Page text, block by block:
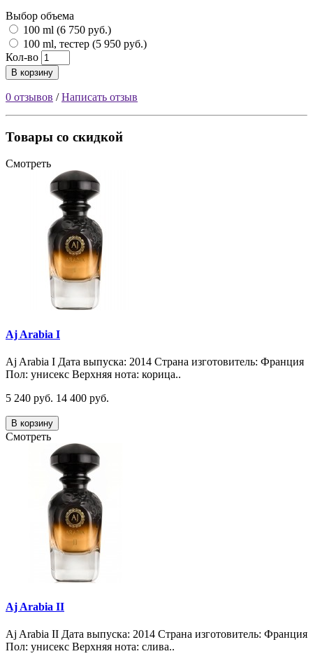
Выбор объема
100 ml (6 750 руб.)
100 ml, тестер (5 950 руб.)
Кол-во
В корзину
0 отзывов /Написать отзыв
Товары со скидкой
Смотреть
Aj Arabia I
Aj Arabia I Дата выпуска: 2014 Страна изготовитель: Франция
Пол: унисекс Верхняя нота: корица..
5 240 руб. 14 400 руб.
В корзину
Смотреть
Aj Arabia II
Aj Arabia II Дата выпуска: 2014 Страна изготовитель: Франция
Пол: унисекс Верхняя нота: слива..